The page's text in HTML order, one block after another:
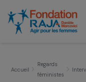
Regards